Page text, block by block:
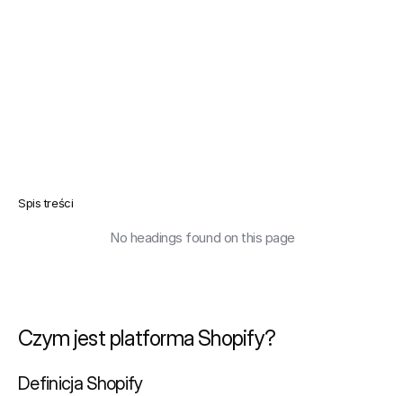
Spis treści
No headings found on this page
Czym jest platforma Shopify?
Definicja Shopify